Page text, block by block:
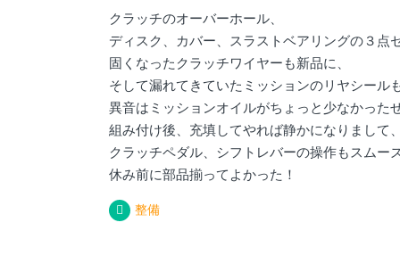
クラッチのオーバーホール、
ディスク、カバー、スラストベアリングの３点
固くなったクラッチワイヤーも新品に、
そして漏れてきていたミッションのリヤシール
異音はミッションオイルがちょっと少なかった
組み付け後、充填してやれば静かになりまして、
クラッチペダル、シフトレバーの操作もスムー
休み前に部品揃ってよかった！
整備